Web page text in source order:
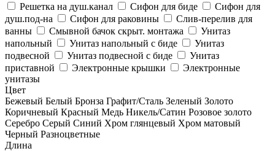
Решетка на душ.канал
Сифон для биде
Сифон для
душ.под-на
Сифон для раковины
Слив-перелив для
ванны
Смывной бачок скрыт. монтажа
Унитаз
напольный
Унитаз напольный с биде
Унитаз
подвесной
Унитаз подвесной с биде
Унитаз
приставной
Электронные крышки
Электронные
унитазы
Цвет
Бежевый Белый Бронза Графит/Сталь Зеленый Золото
Коричневый Красный Медь Никель/Сатин Розовое золото
Серебро Серый Синий Хром глянцевый Хром матовый
Черный Разноцветные
Длина